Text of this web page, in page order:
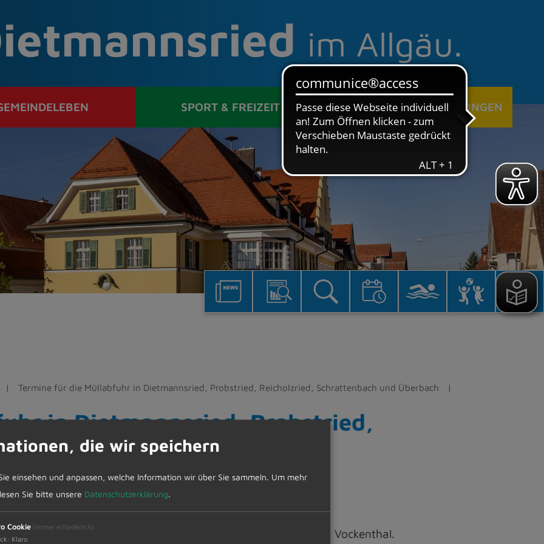
im Allgäu.
SPORT & FREIZEIT ÖFFENTLICHE EINRICHTUNGEN
Termine für die Müllabfuhr in Dietmannsried, Probstried, Reicholzried, Schrattenbach und Überbach
in Dietmannsried, Probstried,
und Überbach
und Überbach
Überbach, Atzenberg, Gfällmühle, Kusters, Langenzeil, Vockenthal.
die wir speichern
einsehen und anpassen, welche Information wir über Sie sammeln. Um mehr
Sie bitte unsere Datenschutzerklärung.
Cookie (immer erforderlich)
: Klaro